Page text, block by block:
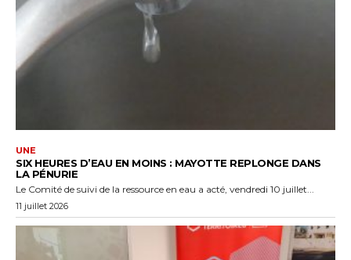
UNE
SIX HEURES D’EAU EN MOINS : MAYOTTE REPLONGE DANS
LA PÉNURIE
Le Comité de suivi de la ressource en eau a acté, vendredi 10 juillet...
11 juillet 2026